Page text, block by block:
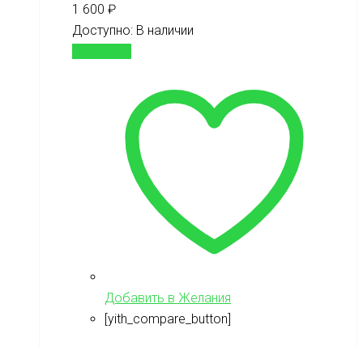
1 600 ₽
Доступно: В наличии
Добавить в Желания
[yith_compare_button]